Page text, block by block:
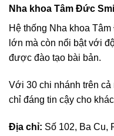
Nha khoa Tâm Đức
Hệ thống Nha khoa
lớn mà còn nổi bật với
được đào tạo bài bản.
Với 30 chi nhánh trên
chỉ đáng tin cậy cho
Địa chỉ: Số 102, Ba Cu,